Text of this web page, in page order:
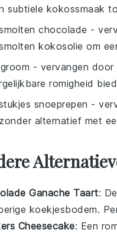
subtiele kokossmaak
chocolade -
kokosolie om
- vervangen door
romigheid
snoeprepen -
alternatief met
Ganache Taart:
koekjesbodem.
Cheesecake: Een